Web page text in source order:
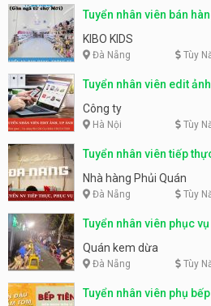
Tuyển nhân viên bán
KIBO KIDS
Đà Nẵng Tùy
Tuyển nhân viên edit
Công ty
Hà Nội Tùy
Tuyển nhân viên tiếp
Nhà hàng Phủi Quán
Đà Nẵng Tùy
Tuyển nhân viên phục
Quán kem dừa
Đà Nẵng Tùy
Tuyển nhân viên phụ